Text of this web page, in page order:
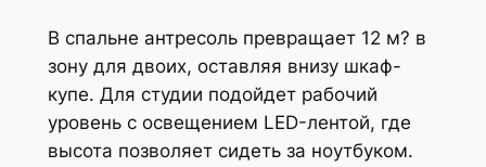
В спальне антресоль превращает 12 м? в
зону для двоих, оставляя внизу шкаф-
купе. Для студии подойдет рабочий
уровень с освещением LED-лентой, где
высота позволяет сидеть за ноутбуком.